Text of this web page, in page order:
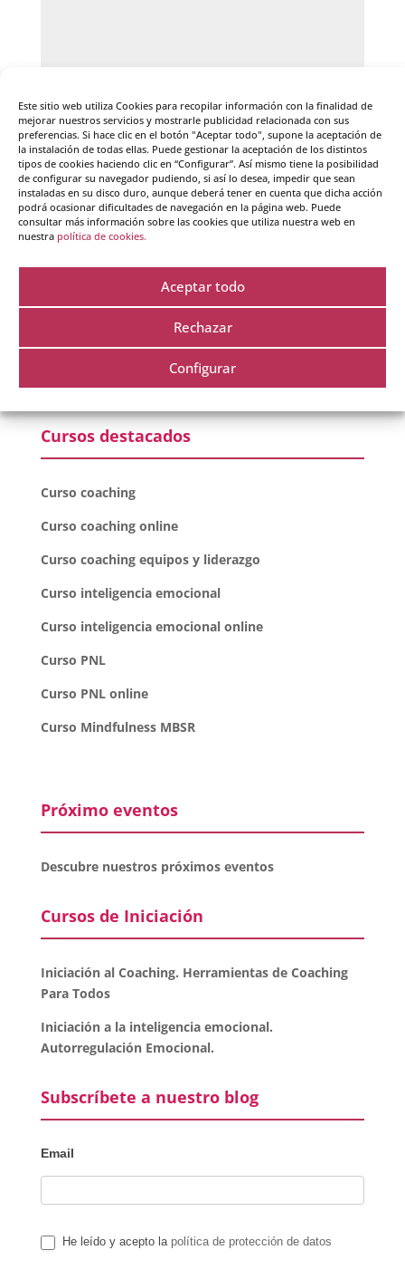
Este sitio web utiliza Cookies para recopilar información con la finalidad de
mejorar nuestros servicios y mostrarle publicidad relacionada con sus
preferencias. Si hace clic en el botón "Aceptar todo", supone la aceptación de
la instalación de todas ellas. Puede gestionar la aceptación de los distintos
tipos de cookies haciendo clic en “Configurar”. Así mismo tiene la posibilidad
de configurar su navegador pudiendo, si así lo desea, impedir que sean
instaladas en su disco duro, aunque deberá tener en cuenta que dicha acción
podrá ocasionar dificultades de navegación en la página web. Puede
consultar más información sobre las cookies que utiliza nuestra web en
nuestra política de cookies.
Aceptar todo
Rechazar
Configurar
Guarda mi nombre, correo electrónico y web en
este navegador para la próxima vez que comente.
Cursos destacados
Curso coaching
Curso coaching online
Curso coaching equipos y liderazgo
Curso inteligencia emocional
Curso inteligencia emocional online
Curso PNL
Curso PNL online
Curso Mindfulness MBSR
Próximo eventos
Descubre nuestros próximos eventos
Cursos de Iniciación
Iniciación al Coaching. Herramientas de Coaching
Para Todos
Iniciación a la inteligencia emocional.
Autorregulación Emocional.
Subscríbete a nuestro blog
Email
He leído y acepto la política de protección de datos